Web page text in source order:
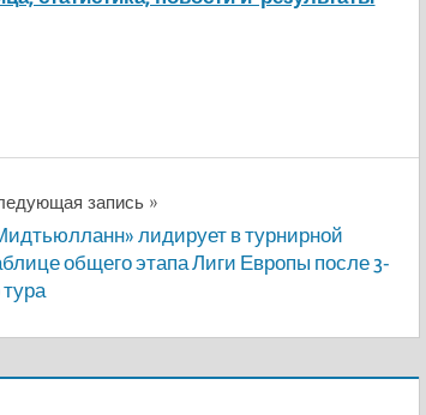
запись
лидирует в турнирной
общего этапа Лиги Европы после 3-
тура